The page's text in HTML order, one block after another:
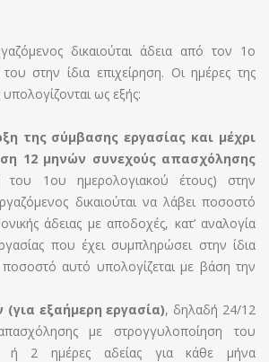
δικαιούται άδεια από τον 1ο
στην ίδια επιχείρηση. Οι ημέρες της
υπολογίζονται ως εξής:
της σύμβασης εργασίας και μέχρι
12 μηνών συνεχούς απασχόλησης
του 1ου ημερολογιακού έτους) στην
δικαιούται να λάβει ποσοστό
άδειας με αποδοχές, κατ’ αναλογία
που έχει συμπληρώσει στην ίδια
ποσοστό αυτό υπολογίζεται με βάση την
(για εξαήμερη εργασία), δηλαδή 24/12
με στρογγυλοποίηση του
ή 2 ημέρες αδείας για κάθε μήνα